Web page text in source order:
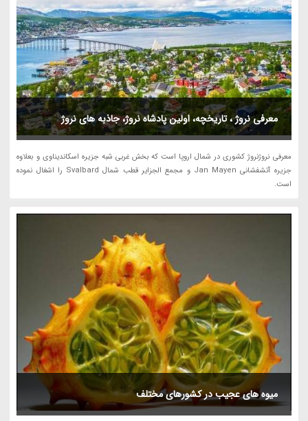
معرفی نروژ ، تاریخچه، اولین پادشاه نروژ، جاذبه های نروژ
معرفی نروژنروژ کشوری در شمال اروپا است که بخش غربی شبه جزیره اسکاندیناوی و بعلاوه
جزیره آتشفشانی Jan Mayen و مجمع الجزایر قطب شمال Svalbard را اشغال نموده
است.
میوه های عجیب در کشورهای مختلف